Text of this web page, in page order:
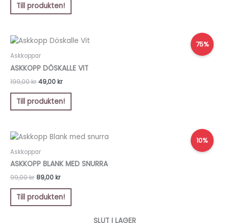
Till produkten!
75%
Askkoppar
ASKKOPP DÖSKALLE VIT
199,00kr
Det
ursprungliga
priset
var:
199,00 kr.
49,00kr
Det
är:
49,00 kr.
Till produkten!
10%
Askkoppar
ASKKOPP BLANK MED SNURRA
99,00kr
Det
ursprungliga
priset
var:
99,00 kr.
89,00kr
Det
är:
89,00 kr.
Till produkten!
SLUT I LAGER